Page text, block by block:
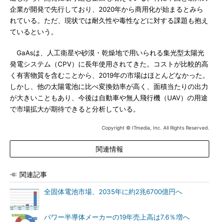
企業が開発で先行しており、2020年から商用化が始まるとみら
れている。ただ、現状では耐久性や毒性などに対する課題も抱え
ているという。
GaAsは、人工衛星や砂漠・乾燥地で用いられる集光型太陽光
発電システム（CPV）に長年使用されてきた。コストが比較的高
く有害物質を含むことから、2019年の市場はほとんどなかった。
しかし、他の太陽電池に比べ変換効率が高く、面積当たりの出力
が大きいこともあり、今後は自動車や無人飛行機（UAV）の用途
で市場拡大が期待できると分析している。
Copyright © ITmedia, Inc. All Rights Reserved.
関連情報
関連記事
全固体電池市場、2035年に約2兆6700億円へ
パワー半導体メーカーの19年売上高は7.6％増へ